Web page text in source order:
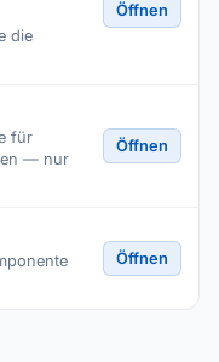
die
Öffnen
für
— nur
Öffnen
Öffnen